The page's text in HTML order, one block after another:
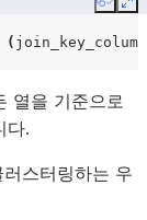
Copy
( join_key_column
열을 기준으로
다.
스터링하는 우